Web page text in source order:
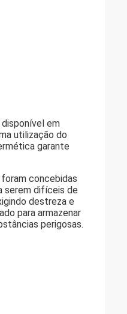
em
utilização do
garante
concebidas
serem difíceis de
destreza e
para armazenar
perigosas.